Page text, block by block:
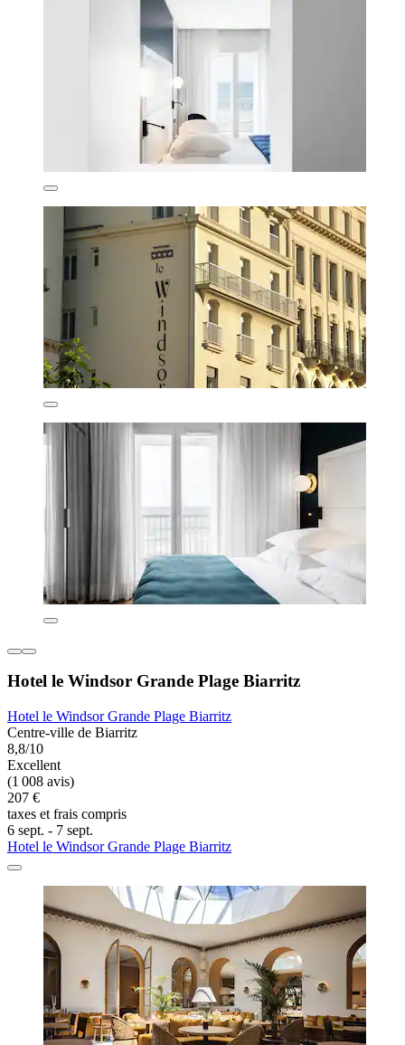
Hotel le Windsor Grande Plage Biarritz
Hotel le Windsor Grande Plage Biarritz
Centre-ville de Biarritz
8,8/10
Excellent
(1 008 avis)
207 €
taxes et frais compris
6 sept. - 7 sept.
Hotel le Windsor Grande Plage Biarritz